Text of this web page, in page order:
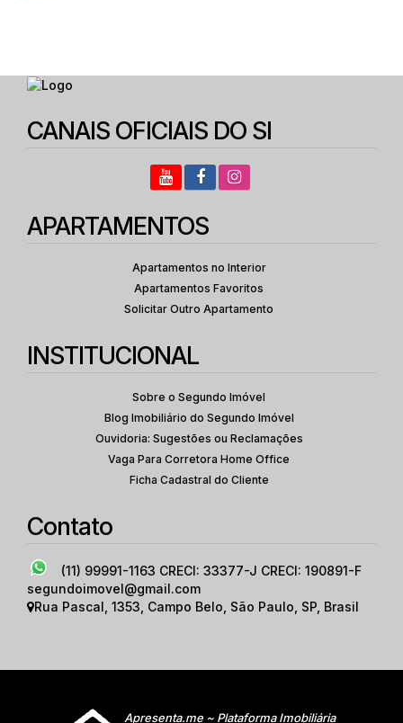
CANAIS OFICIAIS DO SI
APARTAMENTOS
Apartamentos no Interior
Apartamentos Favoritos
Solicitar Outro Apartamento
INSTITUCIONAL
Sobre o Segundo Imóvel
Blog Imobiliário do Segundo Imóvel
Ouvidoria: Sugestões ou Reclamações
Vaga Para Corretora Home Office
Ficha Cadastral do Cliente
Contato
(11) 99991-1163 CRECI: 33377-J CRECI: 190891-F
segundoimovel@gmail.com
Rua Pascal 1353 Campo Belo São Paulo SP Brasil
Apresenta.me ~ Plataforma Imobiliária